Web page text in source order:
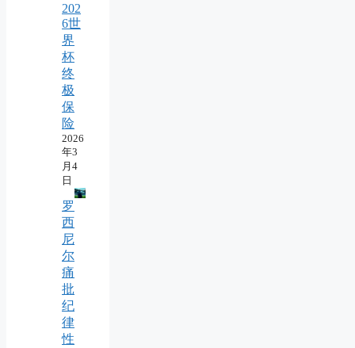
202
6世
界
杯
终
极
保
险
2026
年3
月4
日
罗
西
尼
尔
痛
批
纪
律
性